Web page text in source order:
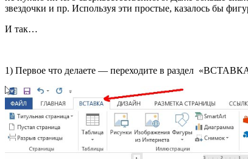
звездочки и пр. Используя эти простые, казалось бы
И так…
1) Первое что делаете — переходите в раздел